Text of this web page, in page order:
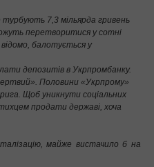
7,3 мільярда гривень
перетворитися у сотні
відомо, балотується у
депозитів в Укрпромбанку.
Половини «Укрпрому»
Щоб уникнути соціальних
продати державі, хоча
майже вистачило б на